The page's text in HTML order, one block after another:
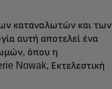
καταναλωτών και των
αυτή αποτελεί ένα
όπου η
Nowak, Εκτελεστική